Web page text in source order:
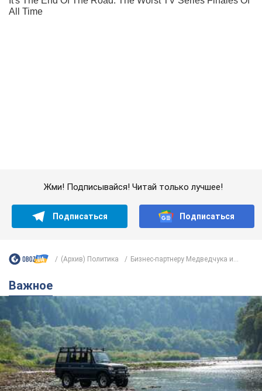
Значительные штрафы и специальные
полигоны: как проблему джипинга решают за
границей
Украине не помешает взять пример со стран Европы
8.08.2026 05:10 2,1 т.
В Прикарпатье после аномальной